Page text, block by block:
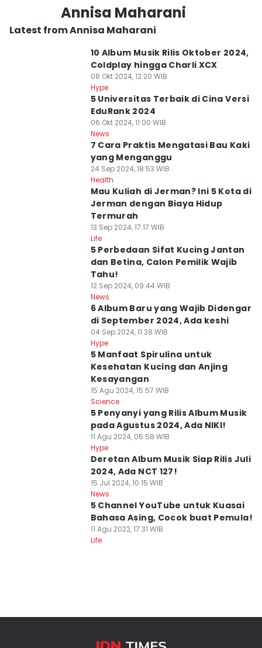
Annisa Maharani
Latest from Annisa Maharani
10 Album Musik Rilis Oktober 2024,
Coldplay hingga Charli XCX
08 Okt 2024, 12:20 WIB
Hype
5 Universitas Terbaik di Cina Versi
EduRank 2024
06 Okt 2024, 11:00 WIB
News
7 Cara Praktis Mengatasi Bau Kaki
yang Menganggu
24 Sep 2024, 18:53 WIB
Health
Mau Kuliah di Jerman? Ini 5 Kota di
Jerman dengan Biaya Hidup
Termurah
13 Sep 2024, 17:17 WIB
Life
5 Perbedaan Sifat Kucing Jantan
dan Betina, Calon Pemilik Wajib
Tahu!
12 Sep 2024, 09:44 WIB
News
6 Album Baru yang Wajib Didengar
di September 2024, Ada keshi
04 Sep 2024, 11:28 WIB
Hype
5 Manfaat Spirulina untuk
Kesehatan Kucing dan Anjing
Kesayangan
15 Agu 2024, 15:57 WIB
Science
5 Penyanyi yang Rilis Album Musik
pada Agustus 2024, Ada NIKI!
11 Agu 2024, 06:58 WIB
Hype
Deretan Album Musik Siap Rilis Juli
2024, Ada NCT 127!
15 Jul 2024, 10:15 WIB
News
5 Channel YouTube untuk Kuasai
Bahasa Asing, Cocok buat Pemula!
11 Agu 2022, 17:31 WIB
Life